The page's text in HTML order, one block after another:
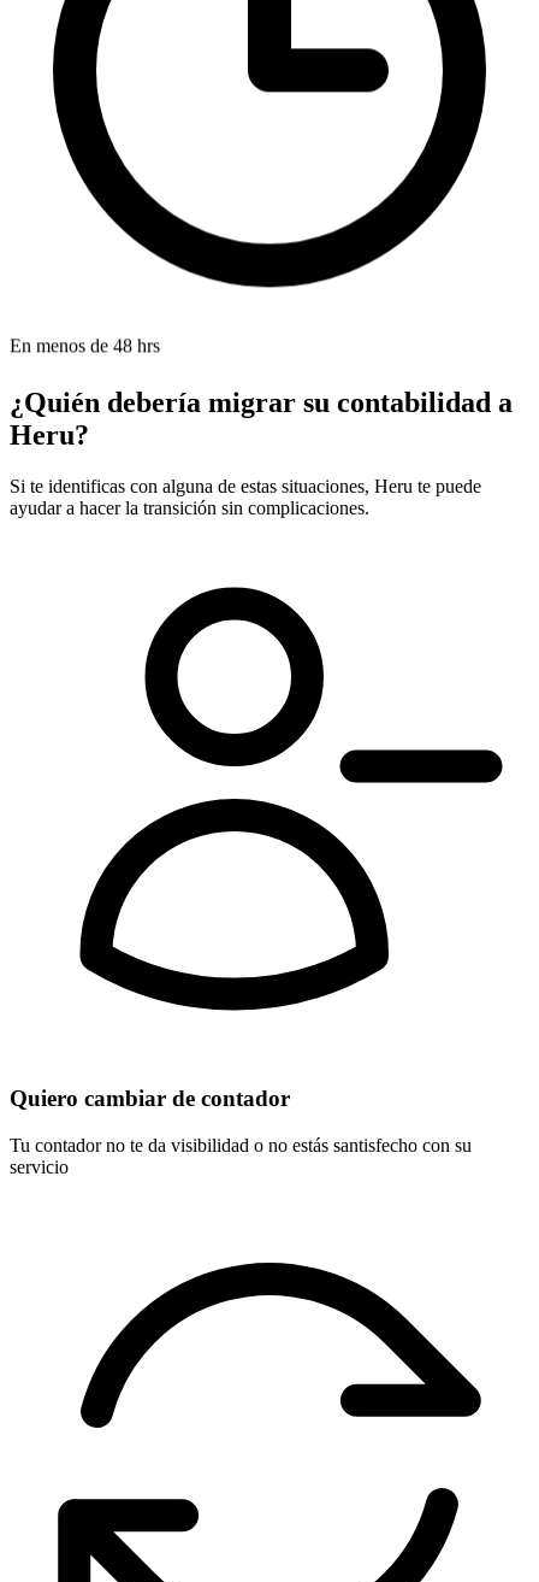
En menos de 48 hrs
¿Quién debería migrar su contabilidad a
Heru?
Si te identificas con alguna de estas situaciones, Heru te puede
ayudar a hacer la transición sin complicaciones.
Quiero cambiar de contador
Tu contador no te da visibilidad o no estás santisfecho con su
servicio